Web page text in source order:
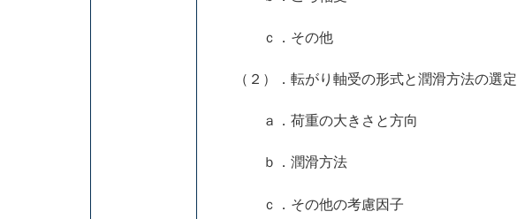
ｃ．その他
（２）．転がり軸受の形式と潤滑方法の選定
ａ．荷重の大きさと方向
ｂ．潤滑方法
ｃ．その他の考慮因子